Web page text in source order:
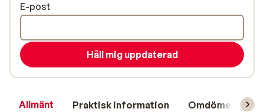
Allmänt Praktisk information Omdömen
E-post
Håll mig uppdaterad